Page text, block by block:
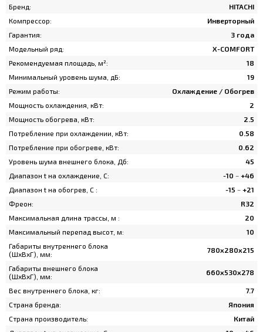
Бренд:
HITACHI
Компрессор:
Инверторный
Гарантия:
3 года
Модельный ряд:
X-COMFORT
Рекомендуемая площадь, м²:
18
Минимальный уровень шума, дБ:
19
Режим работы:
Охлаждение / Обогрев
Мощность охлаждения, кВт:
2
Мощность обогрева, кВт:
2.5
Потребление при охлаждении, кВт:
0.58
Потребление при обогреве, кВт:
0.62
Уровень шума внешнего блока, Дб:
45
Диапазон t на охлаждение, C:
-10 ~ +46
Диапазон t на обогрев, C :
-15 ~ +21
Фреон:
R32
Максимальная длина трассы, м :
20
Максимальный перепад высот, м:
10
Габариты внутреннего блока
(ШхВхГ), мм:
780x280x215
Габариты внешнего блока
(ШхВхГ), мм:
660x530x278
Вес внутреннего блока, кг:
7.7
Страна бренда:
Япония
Страна производитель:
Китай